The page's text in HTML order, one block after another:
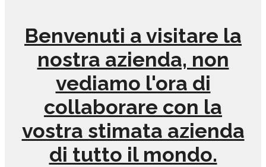
Benvenuti a visitare la
nostra azienda, non
vediamo l'ora di
collaborare con la
vostra stimata azienda
di tutto il mondo.